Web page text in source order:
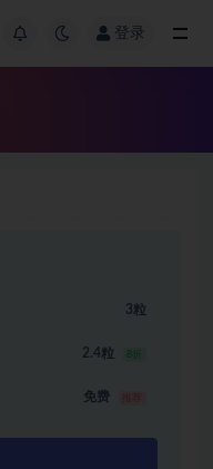
登录
3粒
2.4粒 8折
免费